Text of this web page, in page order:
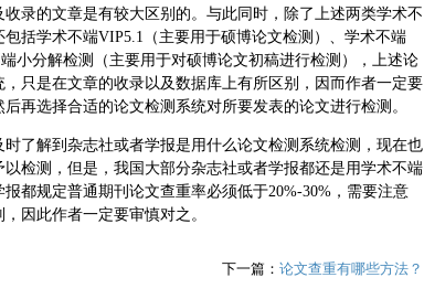
录的文章是有较大区别的。与此同时，除了上述两类学术不
括学术不端VIP5.1（主要用于硕博论文检测）、学术不端
小分解检测（主要用于对硕博论文初稿进行检测），上述论
只是在文章的收录以及数据库上有所区别，因而作者一定要
再选择合适的论文检测系统对所要发表的论文进行检测。
了解到杂志社或者学报是用什么论文检测系统检测，现在也
检测，但是，我国大部分杂志社或者学报都还是用学术不端
都规定普通期刊论文查重率必须低于20%-30%，需要注意
因此作者一定要审慎对之。
下一篇： 论文查重有哪些方法？